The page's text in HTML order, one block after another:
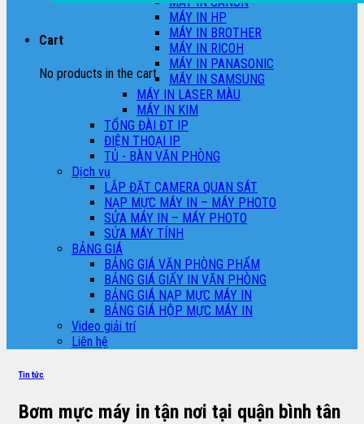
Cart
No products in the cart.
MÁY IN HP
MÁY IN BROTHER
MÁY IN RICOH
MÁY IN PANASONIC
MÁY IN SAMSUNG
MÁY IN LASER MÀU
MÁY IN KIM
TỔNG ĐÀI ĐT IP
ĐIỆN THOẠI IP
TỦ - BÀN VĂN PHÒNG
Dịch vụ
LẮP ĐẶT CAMERA QUAN SÁT
NẠP MỰC MÁY IN – MÁY PHOTO
SỬA MÁY IN – MÁY PHOTO
SỬA MÁY TÍNH
BẢNG GIÁ
BẢNG GIÁ VĂN PHÒNG PHẨM
BẢNG GIÁ GIẤY IN VĂN PHÒNG
BẢNG GIÁ NẠP MỰC MÁY IN
BẢNG GIÁ HỘP MỰC MÁY IN
Video giải trí
Liên hệ
Tin tức
Bơm mực máy in tận nơi tại quận bình tân